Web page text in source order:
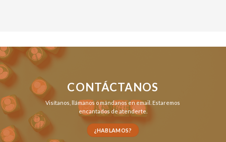
CONTÁCTANOS
Visítanos, llámanosomándanos en email . Estaremos
encantados de atenderte.
¿HABLAMOS?